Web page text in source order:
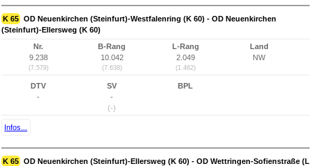
K 65 OD Neuenkirchen (Steinfurt)-Westfalenring (K 60) - OD Neuenkirchen
(Steinfurt)-Ellersweg (K 60)
Nr.
9.238
(7.579)
B-Rang
10.042
(7.638)
L-Rang
2.049
(1.462)
Land
NW
DTV
-
SV
-
(-)
BPL
Infos...
K 65 OD Neuenkirchen (Steinfurt)-Ellersweg (K 60) - OD Wettringen-Sofienstraße (L